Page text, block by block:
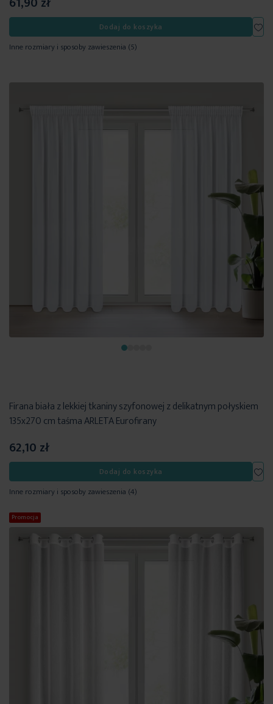
Dodaj do koszyka
Inne rozmiary i sposoby zawieszenia (5)
Firana biała z lekkiej tkaniny szyfonowej z delikatnym połyskiem
135x270 cm taśma ARLETA Eurofirany
62,10 zł
Dodaj do koszyka
Inne rozmiary i sposoby zawieszenia (4)
Promocja